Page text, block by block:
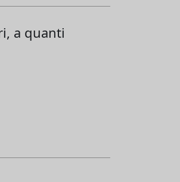
a quanti